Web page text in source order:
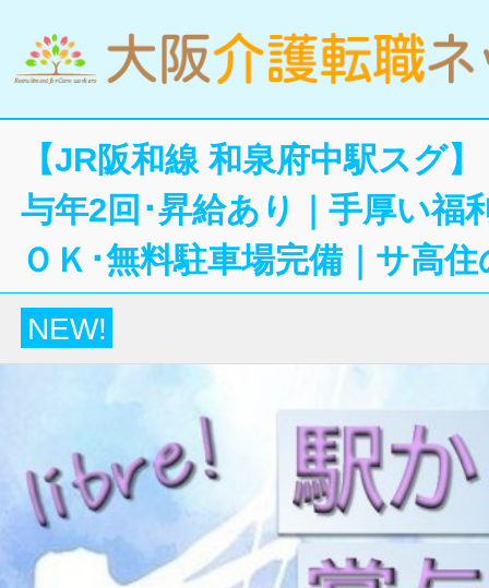
【JR阪和線 和泉府中駅スグ
与年2回･昇給あり｜手厚い福
ＯＫ･無料駐車場完備｜サ高
NEW!